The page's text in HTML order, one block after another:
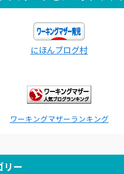
にほんブログ村
ワーキングマザーランキング
リー